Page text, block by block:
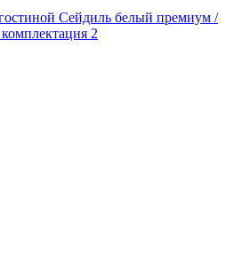
Сейдиль белый премиум /
2